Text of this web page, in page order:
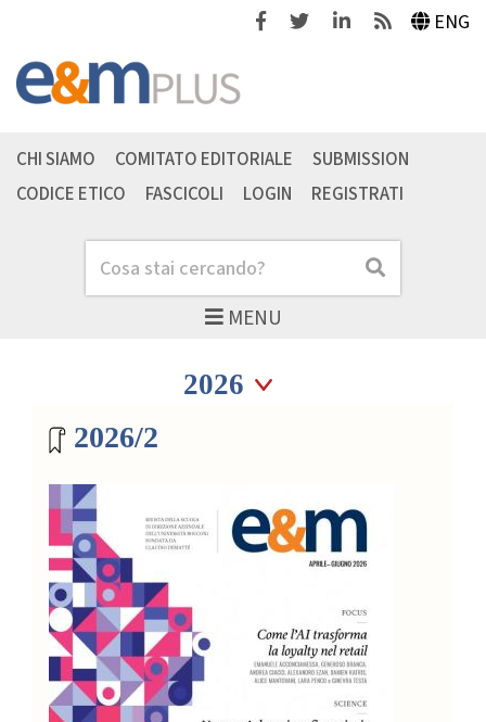
FacebookTwitterLinkedinFeeds ENG
MENU
Cerca Cerca
CHI SIAMO COMITATO EDITORIALE
SUBMISSION
CODICE ETICO
FASCICOLI LOGIN REGISTRATI
Archivio riviste
Seleziona annoSeleziona anno
2026/2